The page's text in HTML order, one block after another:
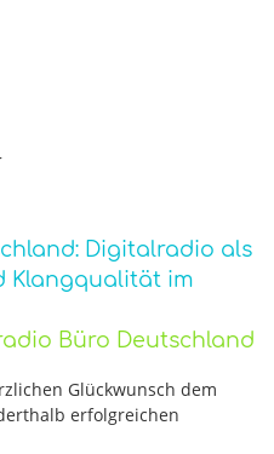
Digitalradio als
Klangqualität im
Büro Deutschland
Glückwunsch dem
erfolgreichen